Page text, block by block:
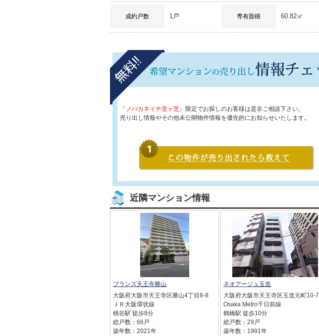
成約戸数 1戸 専有面積 60.82㎡
『ノバカネイチ堂ヶ芝』 限定でお探しのお客様は是非ご相談下さい。
売り出し情報やその他未公開物件情報を優先的にお知らせいたします。
近隣マンション情報
ブランズ天王寺勝山
大阪府大阪市天王寺区勝山4丁目8-8
ＪＲ大阪環状線
桃谷駅 徒歩8分
総戸数：66戸
築年数：2021年
ネオアージュ玉造
大阪府大阪市天王寺区玉造元町10-7
Osaka Metro千日前線
鶴橋駅 徒歩10分
総戸数：29戸
築年数：1991年